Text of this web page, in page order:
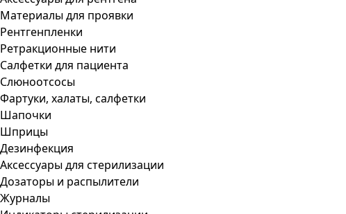
Материалы для проявки
Рентгенпленки
Ретракционные нити
Салфетки для пациента
Слюноотсосы
Фартуки, халаты, салфетки
Шапочки
Шприцы
Дезинфекция
Аксессуары для стерилизации
Дозаторы и распылители
Журналы